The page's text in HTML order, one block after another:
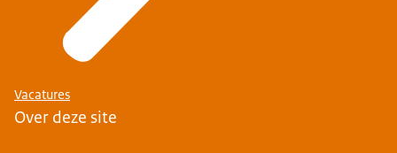
Vacatures
Over deze site